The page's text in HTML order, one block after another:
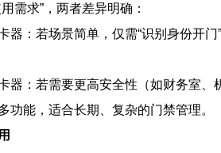
需求”，两者差异明确：
器：若场景简单，仅需“识别身份开
器：若需要更高安全性（如财务室
功能，适合长期、复杂的门禁管理。